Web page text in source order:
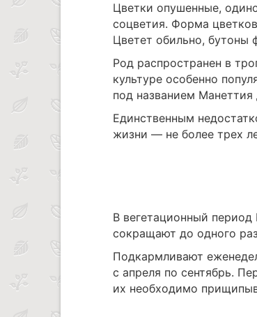
Цветки опушенные,
соцветия. Форма
Цветет обильно, бутоны
Род распространен в
культуре особенно
под названием Манеттия
Единственным
жизни — не более трех
В вегетационный
сокращают до одного
Подкармливают
с апреля по сентябрь.
их необходимо